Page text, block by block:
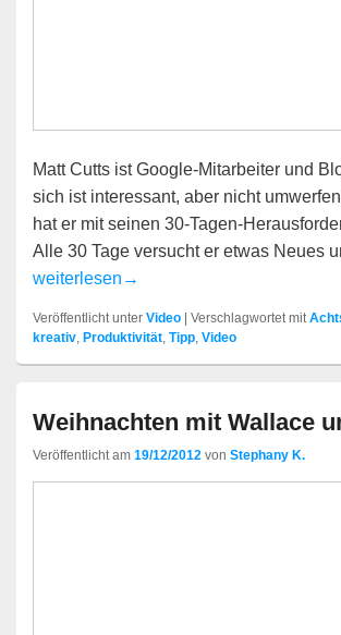
Matt Cutts ist Google-Mitarbeiter und
sich ist interessant, aber nicht
hat er mit seinen 30-Tagen-
Alle 30 Tage versucht er etwas Neues
30 Tage
weiterlesen →
Veröffentlicht unter Video | Verschlagwortet mit
kreativ Produktivität Tipp Video
Weihnachten mit Wallace
Veröffentlicht am 19/12/2012 von Stephany K.